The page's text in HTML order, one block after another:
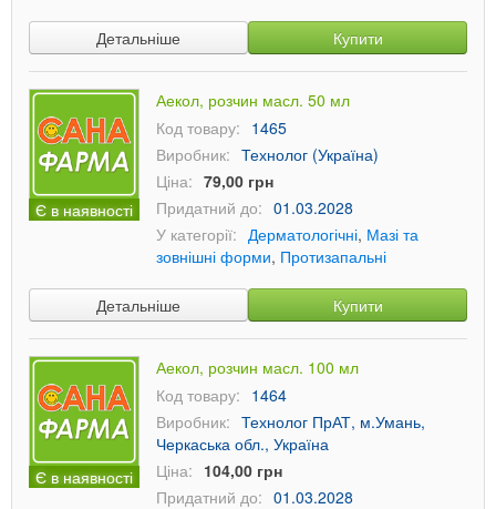
Детальніше Купити
Є в наявності
Аекол, розчин масл. 50 мл
Код товару: 1465
Виробник: Технолог (Україна)
Ціна: 79,00 грн
Придатний до: 01.03.2028
У категорії: Дерматологічні, Мазі та
зовнішні форми, Протизапальні
Детальніше Купити
Є в наявності
Аекол, розчин масл. 100 мл
Код товару: 1464
Виробник: Технолог ПрАТ, м.Умань,
Черкаська обл., Україна
Ціна: 104,00 грн
Придатний до: 01.03.2028